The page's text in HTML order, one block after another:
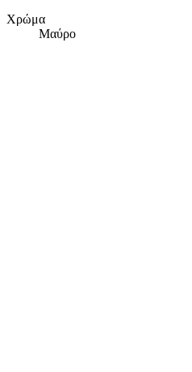
Χρώμα
Μαύρο